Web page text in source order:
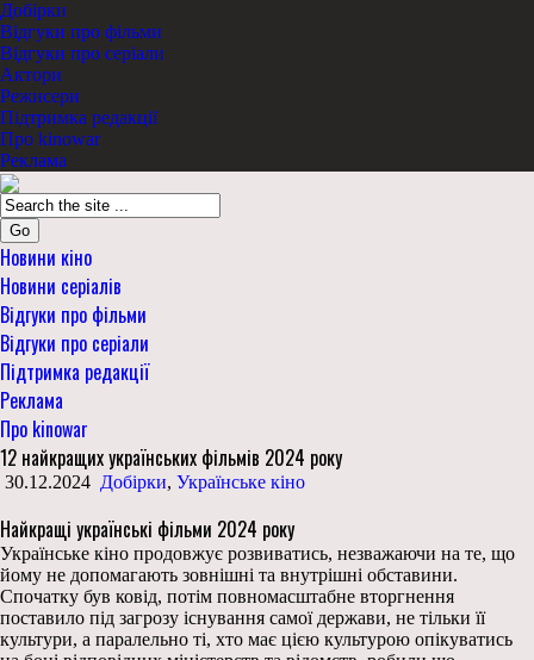
Добірки
Відгуки про фільми
Відгуки про серіали
Актори
Режисери
Підтримка редакції
Про kinowar
Реклама
Go
Новини кіно
Новини серіалів
Відгуки про фільми
Відгуки про серіали
Підтримка редакції
Реклама
Про kinowar
12 найкращих українських фільмів 2024 року
30.12.2024 Добірки, Українське кіно
Найкращі українські фільми 2024 року
Українське кіно продовжує розвиватись, незважаючи на те, що
йому не допомагають зовнішні та внутрішні обставини.
Спочатку був ковід, потім повномасштабне вторгнення
поставило під загрозу існування самої держави, не тільки її
культури, а паралельно ті, хто має цією культурою опікуватись